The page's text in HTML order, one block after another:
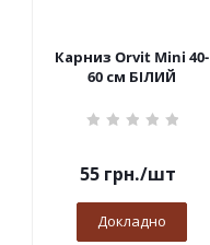
Карниз Orvit Mini 40-
60 см БІЛИЙ
55грн./шт
Докладно